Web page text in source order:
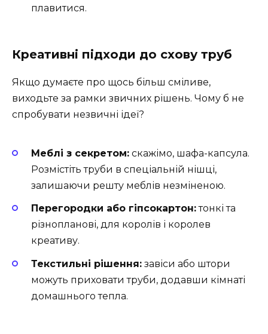
плавитися.
Креативні підходи до схову труб
Якщо думаєте про щось більш сміливе,
виходьте за рамки звичних рішень. Чому б не
спробувати незвичні ідеї?
Меблі з секретом: скажімо, шафа-капсула.
Розмістіть труби в спеціальній нішці,
залишаючи решту меблів незміненою.
Перегородки або гіпсокартон:тонкі та
різнопланові, для королів і королев
креативу.
Текстильні рішення: завіси або штори
можуть приховати труби, додавши кімнаті
домашнього тепла.